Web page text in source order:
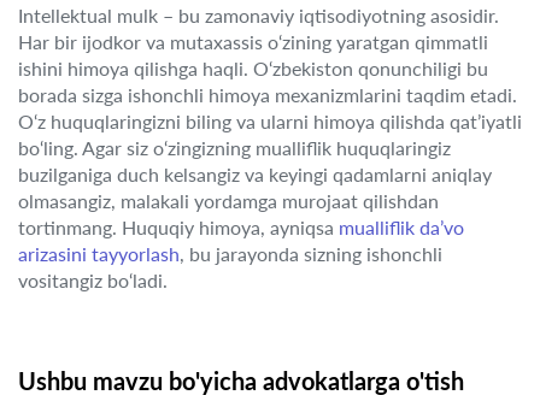
Intellektual mulk – bu zamonaviy iqtisodiyotning asosidir.
Har bir ijodkor va mutaxassis o‘zining yaratgan qimmatli
ishini himoya qilishga haqli. O‘zbekiston qonunchiligi bu
borada sizga ishonchli himoya mexanizmlarini taqdim etadi.
O‘z huquqlaringizni biling va ularni himoya qilishda qat’iyatli
bo‘ling. Agar siz o‘zingizning mualliflik huquqlaringiz
buzilganiga duch kelsangiz va keyingi qadamlarni aniqlay
olmasangiz, malakali yordamga murojaat qilishdan
tortinmang. Huquqiy himoya, ayniqsa mualliflik da’vo
arizasini tayyorlash, bu jarayonda sizning ishonchli
vositangiz bo‘ladi.
Ushbu mavzu bo'yicha advokatlarga o'tish